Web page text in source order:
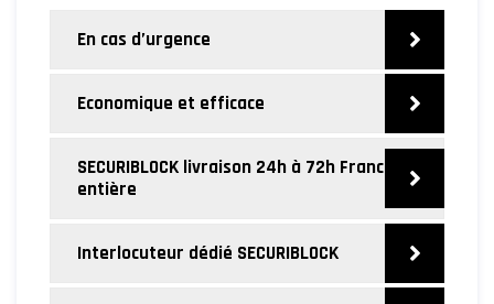
En cas d’urgence
Economique et efficace
SECURIBLOCK livraison 24h à 72h France
entière
Interlocuteur dédié SECURIBLOCK